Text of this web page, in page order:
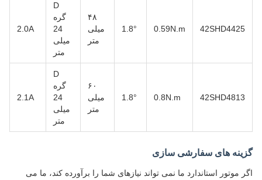
42SHD4425
0.59N.m
1.8°
۴۸
میلی
متر
D
گره
24
میلی
متر
2.0A
42SHD4813
0.8N.m
1.8°
۶۰
میلی
متر
D
گره
24
میلی
متر
2.1A
گزینه های سفارشی سازی
اگر موتور استاندارد ما نمی تواند نیازهای شما را برآورده کند، ما می